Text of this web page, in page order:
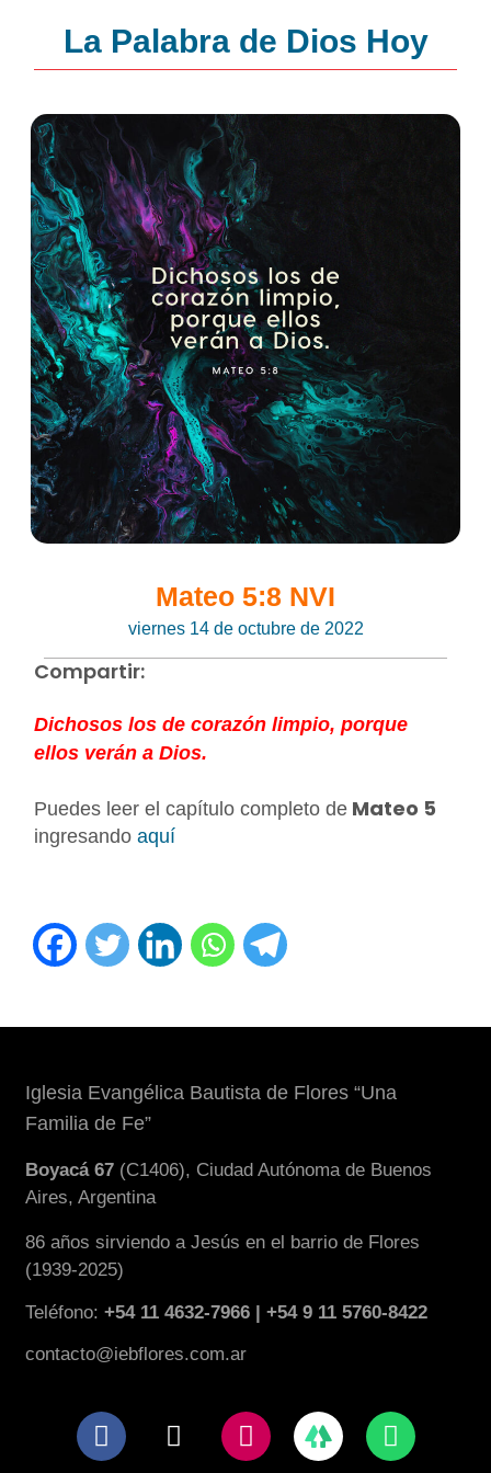
La Palabra de Dios Hoy
Mateo 5:8 NVI
viernes 14 de octubre de 2022
Compartir:
Dichosos los de corazón limpio, porque
ellos verán a Dios.
Puedes leer el capítulo completo de Mateo 5
ingresandoaquí
Iglesia Evangélica Bautista de Flores “Una
Familia de Fe”
Boyacá 67 (C1406), Ciudad Autónoma de Buenos
Aires, Argentina
86 años sirviendo a Jesús en el barrio de Flores
(1939-2025)
Teléfono:+54 11 4632-7966 | +54 9 11 5760-8422
contacto@iebflores.com.ar
F
a
X
-
I
n
W
h